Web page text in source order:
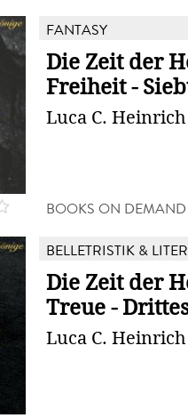
FANTASY
Die Zeit der
Freiheit -
Luca C. Heinrich
BOOKS ON DEMAND
BELLETRISTIK &
Die Zeit der
Treue -
Luca C. Heinrich